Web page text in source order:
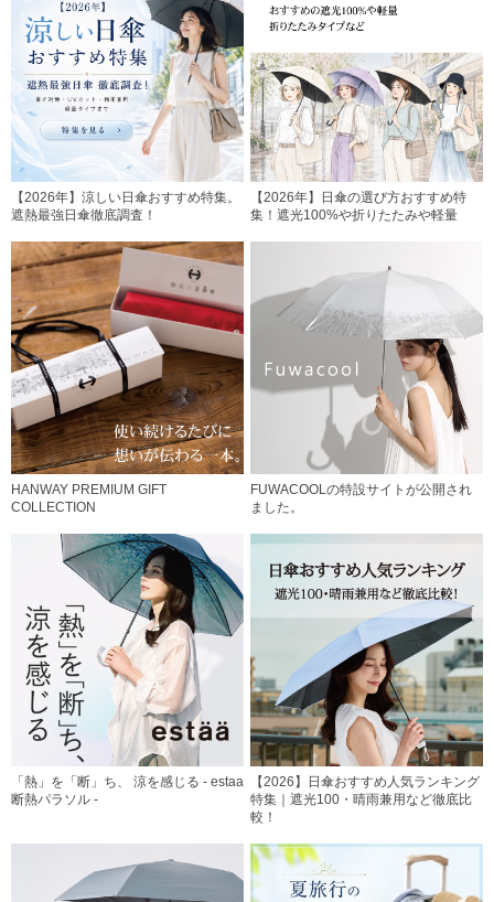
【2026年】涼しい日傘おすすめ特集。
遮熱最強日傘徹底調査！
【2026年】日傘の選び方おすすめ特
集！遮光100%や折りたたみや軽量
HANWAY PREMIUM GIFT
COLLECTION
FUWACOOLの特設サイトが公開され
ました。
「熱」を「断」ち、 涼を感じる - estaa
断熱パラソル -
【2026】日傘おすすめ人気ランキング
特集｜遮光100・晴雨兼用など徹底比
較！